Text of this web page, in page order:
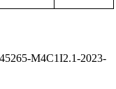
M4C1I2.1-2023-